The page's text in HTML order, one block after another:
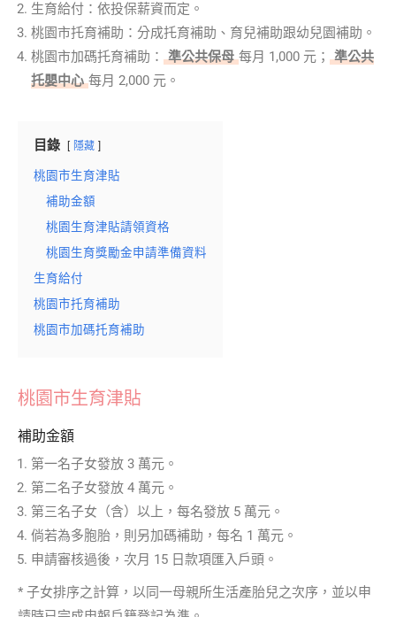
生育給付：依投保薪資而定。
桃園市托育補助：分成托育補助、育兒補助跟幼兒園補助。
桃園市加碼托育補助：
準公共保母 每月 1,000 元；
準公共
托嬰中心 每月 2,000 元。
目錄 隱藏
桃園市生育津貼
補助金額
桃園生育津貼請領資格
桃園生育獎勵金申請準備資料
生育給付
桃園市托育補助
桃園市加碼托育補助
桃園市生育津貼
補助金額
第一名子女發放 3 萬元。
第二名子女發放 4 萬元。
第三名子女（含）以上，每名發放 5 萬元。
倘若為多胞胎，則另加碼補助，每名 1 萬元。
申請審核過後，次月 15 日款項匯入戶頭。
* 子女排序之計算，以同一母親所生活產胎兒之次序，並以申